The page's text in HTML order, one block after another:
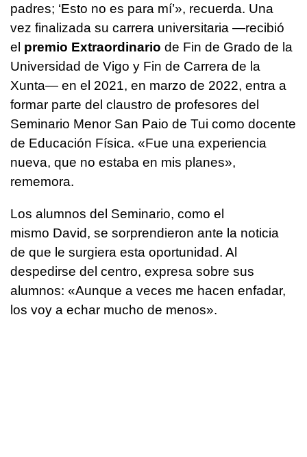
padres; ‘Esto no es para mí’», recuerda. Una
vez finalizada su carrera universitaria —recibió
el premio Extraordinario de Fin de Grado de la
Universidad de Vigo y Fin de Carrera de la
Xunta— en el 2021, en marzo de 2022, entra a
formar parte del claustro de profesores del
Seminario Menor San Paio de Tui como docente
de Educación Física. «Fue una experiencia
nueva, que no estaba en mis planes»,
rememora.
Los alumnos del Seminario, como el
mismo David, se sorprendieron ante la noticia
de que le surgiera esta oportunidad. Al
despedirse del centro, expresa sobre sus
alumnos: «Aunque a veces me hacen enfadar,
los voy a echar mucho de menos».